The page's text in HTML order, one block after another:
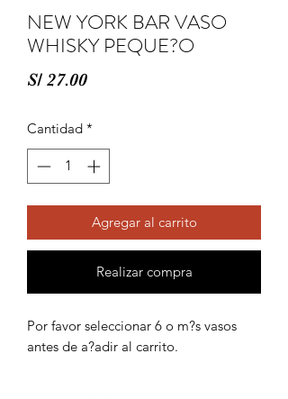
NEW YORK BAR VASO
WHISKY PEQUE?O
S/ 27.00Precio
Cantidad *
Agregar al carrito
Realizar compra
Por favor seleccionar 6 o m?s vasos
antes de a?adir al carrito.